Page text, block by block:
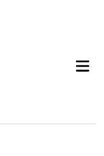
Main